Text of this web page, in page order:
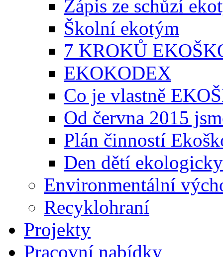
Zápis ze schůzí
Školní ekotým
7 KROKŮ
EKOKODEX
Co je vlastně
Od června 2015
Plán činností
Den dětí ekologicky
Environmentální
Recyklohraní
Projekty
Pracovní nabídky